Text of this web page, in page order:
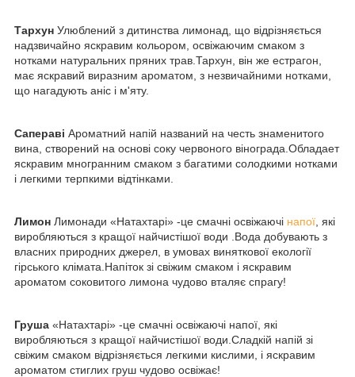
Тархун Улюблений з дитинства лимонад, що відрізняється
надзвичайно яскравим кольором, освіжаючим смаком з
нотками натуральних пряних трав.Тархун, він же естрагон,
має яскравий виразним ароматом, з незвичайними нотками,
що нагадують аніс і м'яту.
Сапераві Ароматний напій названий на честь знаменитого
вина, створений на основі соку червоного вінограда.Обладает
яскравим многранним смаком з багатими солодкими нотками
і легкими терпкими відтінками.
Лимон Лимонади «Натахтарі» -це смачні освіжаючі напої , які
виробляються з кращої найчистішої води .Вода добувають з
власних природних джерел, в умовах виняткової екології
гірського клімата.Напіток зі свіжим смаком і яскравим
ароматом соковитого лимона чудово вталяє спрагу!
Груша «Натахтарі» -це смачні освіжаючі напої, які
виробляються з кращої найчистішої води.Сладкій напій зі
свіжим смаком відрізняється легкими кислими, і яскравим
ароматом стиглих груш чудово освіжає!